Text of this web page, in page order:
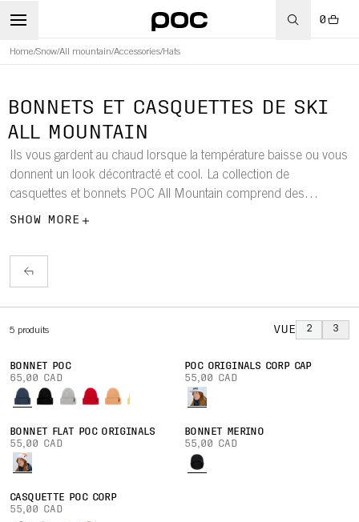
0
Home/Snow/All mountain/Accessories/Hats
BONNETS ET CASQUETTES DE SKI
ALL MOUNTAIN
Ils vous gardent au chaud lorsque la température baisse ou vous
donnent un look décontracté et cool. La collection de
casquettes et bonnets POC All Mountain comprend des
bonnets, des bandeaux et des casquettes fonctionnels et
SHOW MORE
5 produits VUE 2 3
BONNET POC
65,00 CAD
POC ORIGINALS CORP CAP
55,00 CAD
BONNET FLAT POC ORIGINALS
55,00 CAD
BONNET MERINO
55,00 CAD
CASQUETTE POC CORP
55,00 CAD